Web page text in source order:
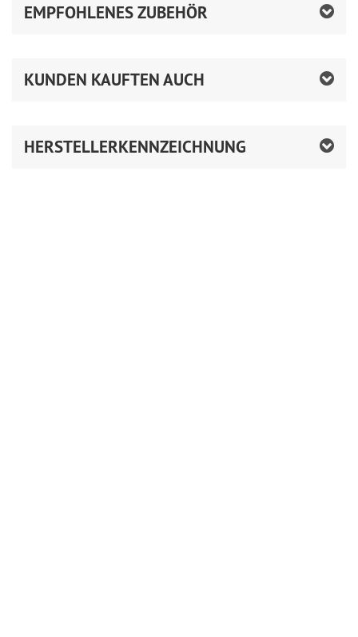
EMPFOHLENES ZUBEHÖR
KUNDEN KAUFTEN AUCH
HERSTELLERKENNZEICHNUNG